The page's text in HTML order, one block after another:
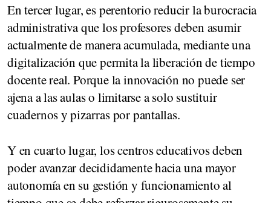
En tercer lugar, es perentorio reducir la burocracia
administrativa que los profesores deben asumir
actualmente de manera acumulada, mediante una
digitalización que permita la liberación de tiempo
docente real. Porque la innovación no puede ser
ajena a las aulas o limitarse a solo sustituir
cuadernos y pizarras por pantallas.
Y en cuarto lugar, los centros educativos deben
poder avanzar decididamente hacia una mayor
autonomía en su gestión y funcionamiento al